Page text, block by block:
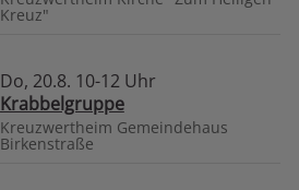
Kreuz"
Do, 20.8. 10-12 Uhr
Krabbelgruppe
Kreuzwertheim Gemeindehaus
Birkenstraße